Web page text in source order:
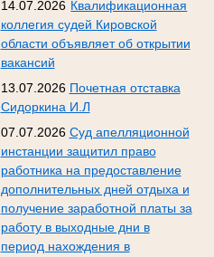
14.07.2026 Квалификационная
коллегия судей Кировской
области объявляет об открытии
вакансий
13.07.2026 Почетная отставка
Сидоркина И.Л
07.07.2026 Суд апелляционной
инстанции защитил право
работника на предоставление
дополнительных дней отдыха и
получение заработной платы за
работу в выходные дни в
период нахождения в